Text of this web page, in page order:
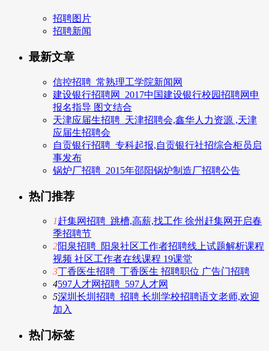
招聘图片
招聘新闻
最新文章
信控招聘_常熟理工学院新闻网
建设银行招聘网_2017中国建设银行校园招聘网申
报名指导 图文结合
天津应届生招聘_天津招聘会,鑫华人力资源 ,天津
应届生招聘会
自贡银行招聘_专科起报,自贡银行社招综合柜员启
事发布
锅炉厂招聘_2015年邵阳锅炉制造厂招聘公告
热门推荐
1赶集网招聘_跳槽,高薪,找工作 徐州赶集网开启春
季招聘节
2阳泉招聘_阳泉社区工作者招聘线上试题解析课程
视频 社区工作者在线课程 19课堂
3丁香医生招聘_丁香医生 招聘职位 广告门招聘
4597人才网招聘_597人才网
5深圳长圳招聘_招聘 长圳学校招聘语文老师,欢迎
加入
热门标签